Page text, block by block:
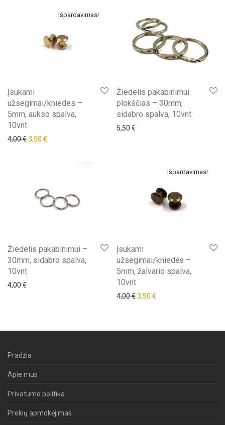
Išpardavimas!
Įsukami
užsegimai/kniedes –
5mm, aukso spalva,
10vnt
4,00€Original price was: 4,00 €.
3,50 €
Žiedelis pakabinimui
plokščias – 30mm,
sidabro spalva, 10vnt
5,50 €
Žiedelis pakabinimui –
30mm, sidabro spalva,
10vnt
4,00 €
Išpardavimas!
Įsukami
užsegimai/kniedės –
5mm, žalvario spalva,
10vnt
4,00€Original price was: 4,00 €.
3,50 €
Pradžia
Apie mus
Privatumo politika
Prekių apmokėjimas